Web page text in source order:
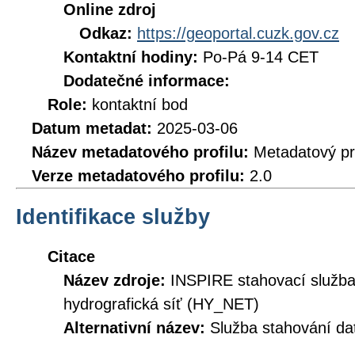
Online zdroj
Odkaz: https://geoportal.cuzk.gov.cz
Kontaktní hodiny: Po-Pá 9-14 CET
Dodatečné informace:
Role: kontaktní bod
Datum metadat: 2025-03-06
Název metadatového profilu: Metadatový
Verze metadatového profilu: 2.0
Identifikace služby
Citace
Název zdroje: INSPIRE stahovací
hydrografická síť (HY_NET)
Alternativní název: Služba stahování